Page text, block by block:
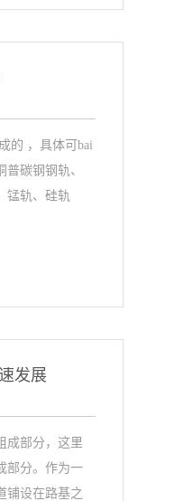
的 ，具体可bai
碳钢钢轨、
锰轨、硅轨
发展
成部分，这里
部分。作为一
铺设在路基之